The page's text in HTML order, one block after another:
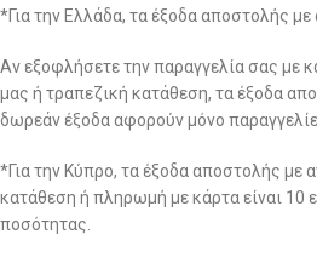
*Για την Ελλάδα, τα έξοδα αποστολής με
Αν εξοφλήσετε την παραγγελία σας με
μας ή τραπεζική κατάθεση, τα έξοδα
δωρεάν έξοδα αφορούν μόνο
*Για την Κύπρο, τα έξοδα αποστολής με
κατάθεση ή πληρωμή με κάρτα είναι 10
ποσότητας.